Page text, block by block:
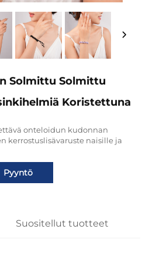
Solmittu Solmittu
Koristettuna
onteloidun kudonnan
kerrostuslisävaruste naisille ja
Pyyntö
Suositellut tuotteet